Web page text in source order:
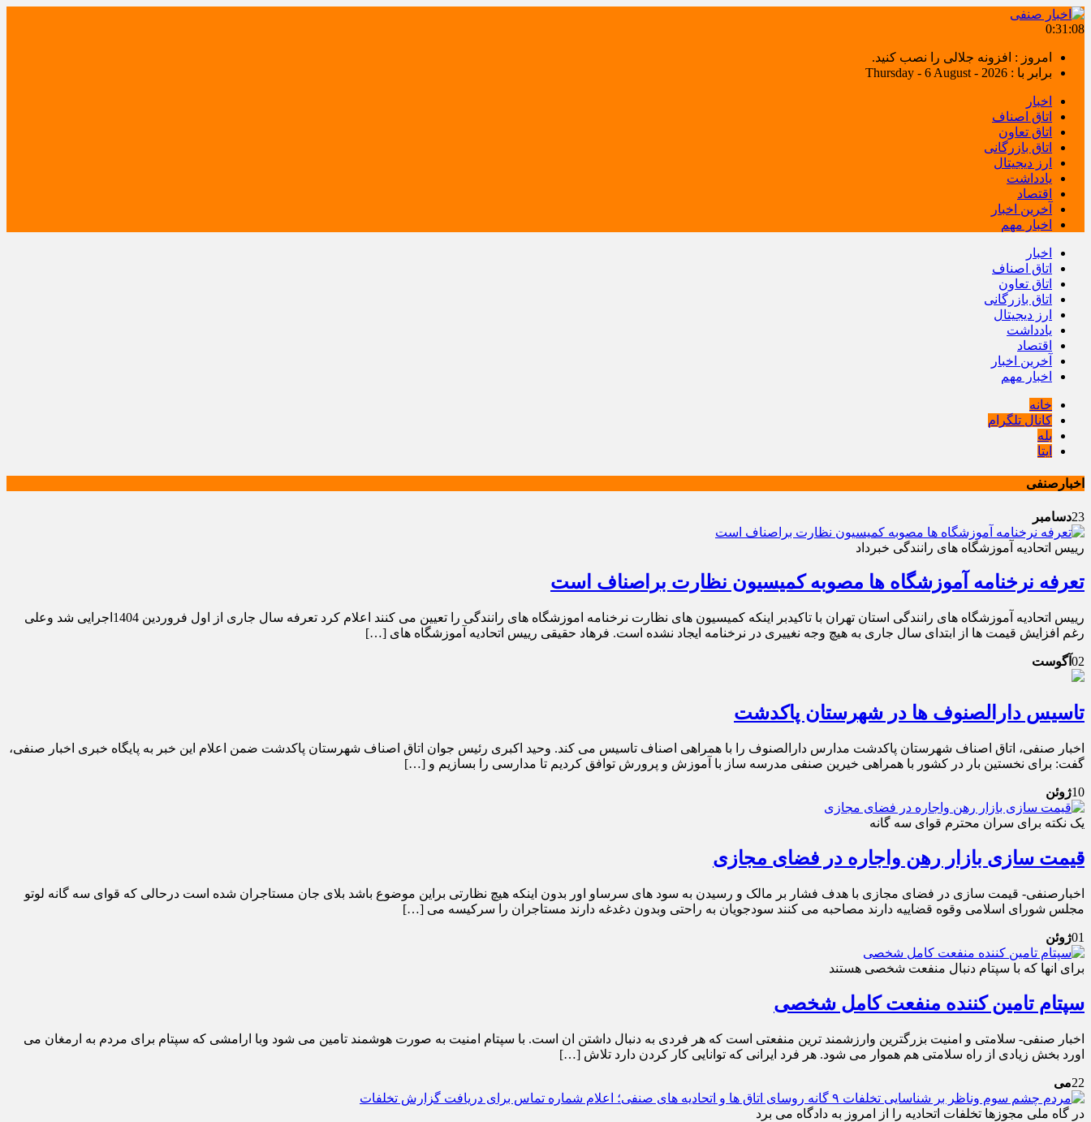
0:31:08
امروز : افزونه جلالی را نصب کنید.
برابر با : Thursday - 6 August - 2026
اخبار
اتاق اصناف
اتاق تعاون
اتاق بازرگانی
ارز دیجیتال
یادداشت
اقتصاد
آخرین اخبار
اخبار مهم
اخبار
اتاق اصناف
اتاق تعاون
اتاق بازرگانی
ارز دیجیتال
یادداشت
اقتصاد
آخرین اخبار
اخبار مهم
خانه
کانال تلگرام
بله
ایتا
اخبارصنفی
23دسامبر
رییس اتحادیه آموزشگاه های رانندگی خبرداد
تعرفه نرخنامه آموزشگاه ها مصوبه کمیسیون نظارت براصناف است
رییس اتحادیه آموزشگاه های رانندگی استان تهران با تاکیدبر اینکه کمیسیون های نظارت نرخنامه اموزشگاه های رانندگی را تعیین می کنند اعلام کرد تعرفه سال جاری از اول فروردین 1404اجرایی شد وعلی
رغم افزایش قیمت ها از ابتدای سال جاری به هیچ وجه نغییری در نرخنامه ایجاد نشده است. فرهاد حقیقی رییس اتحادیه آموزشگاه های […]
02آگوست
تاسیس دارالصنوف ها در شهرستان پاکدشت
اخبار صنفی، اتاق اصناف شهرستان پاکدشت مدارس دارالصنوف را با همراهی اصناف تاسیس می کند. وحید اکبری رئیس جوان اتاق اصناف شهرستان پاکدشت ضمن اعلام این خبر به پایگاه خبری اخبار صنفی،
گفت: برای نخستین بار در کشور با همراهی خیرین صنفی مدرسه ساز با آموزش و پرورش توافق کردیم تا مدارسی را بسازیم و […]
10ژوئن
یک نکته برای سران محترم قوای سه گانه
قیمت سازی بازار رهن واجاره در فضای مجازی
اخبارصنفی- قیمت سازی در فضای مجازی با هدف فشار بر مالک و رسیدن به سود های سرساو اور بدون اینکه هیچ نظارتی براین موضوع باشد بلای جان مستاجران شده است درحالی که قوای سه گانه لوتو
مجلس شورای اسلامی وقوه قضاییه دارند مصاحبه می کنند سودجویان به راحتی وبدون دغدغه دارند مستاجران را سرکیسه می […]
01ژوئن
برای انها که با سپتام دنبال منفعت شخصی هستند
سپتام تامین کننده منفعت کامل شخصی
اخبار صنفی- سلامتی و امنیت بزرگترین وارزشمند ترین منفعتی است که هر فردی به دنبال داشتن ان است. با سپتام امنیت به صورت هوشمند تامین می شود وبا ارامشی که سپتام برای مردم به ارمغان می
اورد بخش زیادی از راه سلامتی هم هموار می شود. هر فرد ایرانی که توانایی کار کردن دارد تلاش […]
22می
در گاه ملی مجوزها تخلفات اتحادیه را از امروز به دادگاه می برد